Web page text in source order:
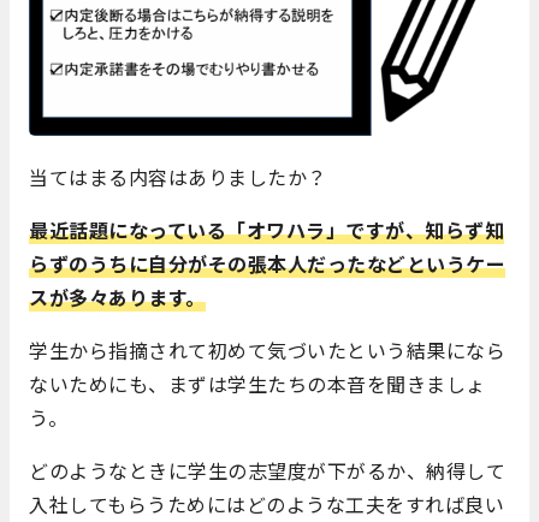
当てはまる内容はありましたか？
最近話題になっている「オワハラ」ですが、知らず知
らずのうちに自分がその張本人だったなどというケー
スが多々あります。
学生から指摘されて初めて気づいたという結果になら
ないためにも、まずは学生たちの本音を聞きましょ
う。
どのようなときに学生の志望度が下がるか、納得して
入社してもらうためにはどのような工夫をすれば良い